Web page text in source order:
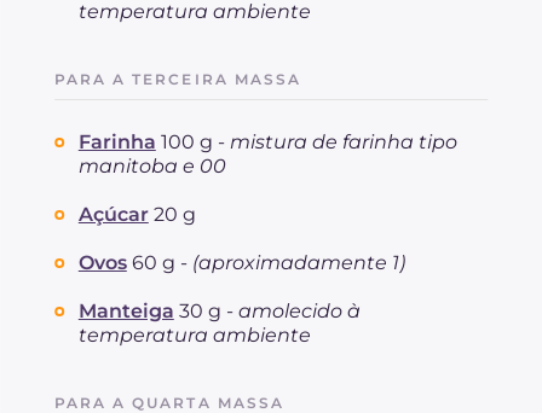
temperatura ambiente
PARA A TERCEIRA MASSA
Farinha 100 g - mistura de farinha tipo
manitoba e 00
Açúcar 20 g
Ovos 60 g - (aproximadamente 1)
Manteiga 30 g - amolecido à
temperatura ambiente
PARA A QUARTA MASSA